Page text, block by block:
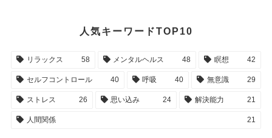
人気キーワードTOP10
リラックス 58 メンタルヘルス 48 瞑想 42
セルフコントロール 40 呼吸 40 無意識 29
ストレス 26 思い込み 24 解決能力 21
人間関係 21